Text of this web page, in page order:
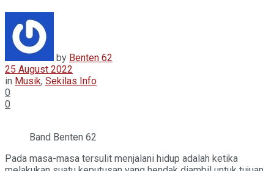
by Benten 62
25 August 2022
in Musik, Sekilas Info
0
0
Band Benten 62
Pada masa-masa tersulit menjalani hidup adalah ketika